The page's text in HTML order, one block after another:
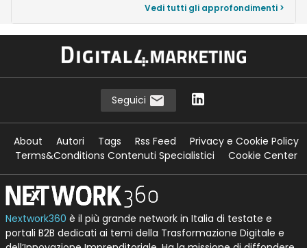
Vedi tutti gli approfondimenti >
Seguici
About Autori Tags Rss Feed
Privacy e Cookie Policy
Terms&Conditions Contenuti Specialistici
Cookie Center
Nextwork360 è il più grande network in Italia di testate e
portali B2B dedicati ai temi della Trasformazione Digitale e